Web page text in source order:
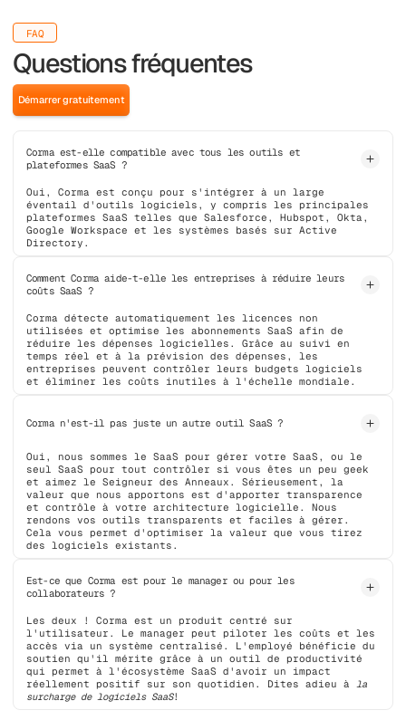
FAQ
Questions fréquentes
Démarrer gratuitement
Corma est-elle compatible avec tous les outils et
plateformes SaaS ?
Oui, Corma est conçu pour s'intégrer à un large
éventail d'outils logiciels, y compris les principales
plateformes SaaS telles que Salesforce, Hubspot, Okta,
Google Workspace et les systèmes basés sur Active
Directory.
Comment Corma aide-t-elle les entreprises à réduire leurs
coûts SaaS ?
Corma détecte automatiquement les licences non
utilisées et optimise les abonnements SaaS afin de
réduire les dépenses logicielles. Grâce au suivi en
temps réel et à la prévision des dépenses, les
entreprises peuvent contrôler leurs budgets logiciels
et éliminer les coûts inutiles à l'échelle mondiale.
Corma n'est-il pas juste un autre outil SaaS ?
Oui, nous sommes le SaaS pour gérer votre SaaS, ou le
seul SaaS pour tout contrôler si vous êtes un peu geek
et aimez le Seigneur des Anneaux. Sérieusement, la
valeur que nous apportons est d'apporter transparence
et contrôle à votre architecture logicielle. Nous
rendons vos outils transparents et faciles à gérer.
Cela vous permet d'optimiser la valeur que vous tirez
des logiciels existants.
Est-ce que Corma est pour le manager ou pour les
collaborateurs ?
Les deux ! Corma est un produit centré sur
l'utilisateur. Le manager peut piloter les coûts et les
accès via un système centralisé. L'employé bénéficie du
soutien qu'il mérite grâce à un outil de productivité
qui permet à l'écosystème SaaS d'avoir un impact
réellement positif sur son quotidien. Dites adieu à la
surcharge de logiciels SaaS!